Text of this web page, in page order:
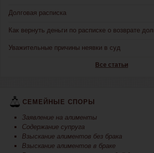
Долговая расписка
Как вернуть деньги по расписке о возврате
Уважительные причины неявки в суд
Все статьи
СЕМЕЙНЫЕ СПОРЫ
Заявление на алименты
Содержание супруга
Взыскание алиментов без брака
Взыскание алиментов в браке